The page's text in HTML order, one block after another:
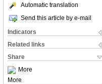
Automatic translation
Send this article by e-mail
Indicators
Related links
Share
More
More